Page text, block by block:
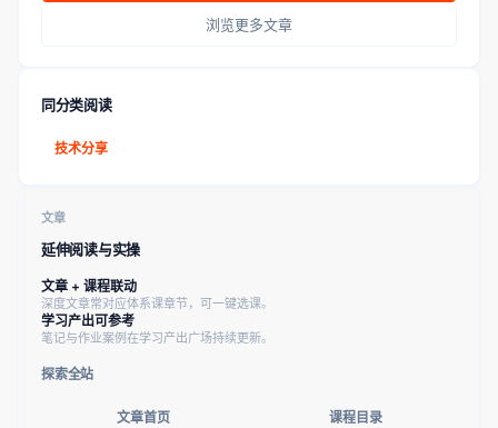
浏览更多文章
同分类阅读
技术分享
文章
延伸阅读与实操
文章 + 课程联动
深度文章常对应体系课章节，可一键选课。
学习产出可参考
笔记与作业案例在学习产出广场持续更新。
探索全站
文章首页 课程目录